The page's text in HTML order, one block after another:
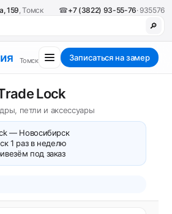
159, Томск ☎+7 (3822) 93-55-76· 935576
🔎
Томск Записаться на замер
Lock
петли и аксессуары
— Новосибирск
1 раз в неделю
под заказ